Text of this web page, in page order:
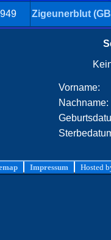
Zigeunerblut
Vorname:
Nachname:
Impressum Hosted